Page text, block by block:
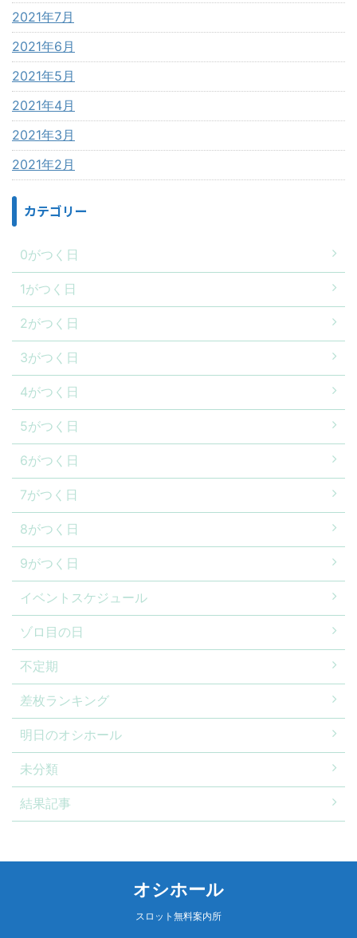
2021年7月
2021年6月
2021年5月
2021年4月
2021年3月
2021年2月
カテゴリー
0がつく日
1がつく日
2がつく日
3がつく日
4がつく日
5がつく日
6がつく日
7がつく日
8がつく日
9がつく日
イベントスケジュール
ゾロ目の日
不定期
差枚ランキング
明日のオシホール
未分類
結果記事
オシホール
スロット無料案内所